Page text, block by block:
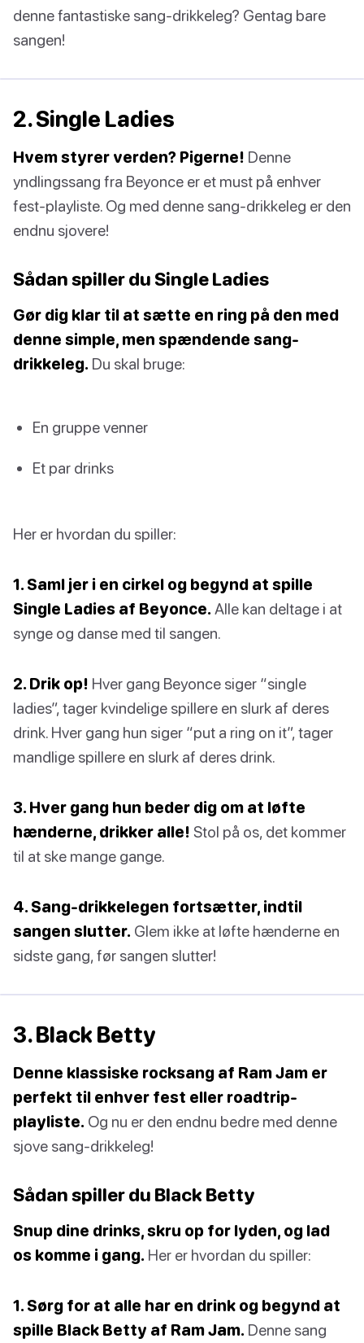
denne fantastiske sang-drikkeleg? Gentag bare
sangen!
2. Single Ladies
Hvem styrer verden? Pigerne! Denne
yndlingssang fra Beyonce er et must på enhver
fest-playliste. Og med denne sang-drikkeleg er den
endnu sjovere!
Sådan spiller du Single Ladies
Gør dig klar til at sætte en ring på den med
denne simple, men spændende sang-
drikkeleg. Du skal bruge:
En gruppe venner
Et par drinks
Her er hvordan du spiller:
1. Saml jer i en cirkel og begynd at spille
Single Ladies af Beyonce. Alle kan deltage i at
synge og danse med til sangen.
2. Drik op! Hver gang Beyonce siger “single
ladies”, tager kvindelige spillere en slurk af deres
drink. Hver gang hun siger “put a ring on it”, tager
mandlige spillere en slurk af deres drink.
3. Hver gang hun beder dig om at løfte
hænderne, drikker alle! Stol på os, det kommer
til at ske mange gange.
4. Sang-drikkelegen fortsætter, indtil
sangen slutter. Glem ikke at løfte hænderne en
sidste gang, før sangen slutter!
3. Black Betty
Denne klassiske rocksang af Ram Jam er
perfekt til enhver fest eller roadtrip-
playliste. Og nu er den endnu bedre med denne
sjove sang-drikkeleg!
Sådan spiller du Black Betty
Snup dine drinks, skru op for lyden, og lad
os komme i gang. Her er hvordan du spiller:
1. Sørg for at alle har en drink og begynd at
spille Black Betty af Ram Jam. Denne sang